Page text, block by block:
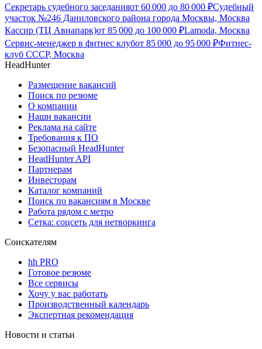
Секретарь судебного заседанияот 60 000 до 80 000 ₽Судебный
участок №246 Даниловского района города Москвы, Москва
Кассир (ТЦ Авиапарк)от 85 000 до 100 000 ₽Lamoda, Москва
Сервис-менеджер в фитнес клубот 85 000 до 95 000 ₽Фитнес-
клуб СССР, Москва
HeadHunter
Размещение вакансий
Поиск по резюме
О компании
Наши вакансии
Реклама на сайте
Требования к ПО
Безопасный HeadHunter
HeadHunter API
Партнерам
Инвесторам
Каталог компаний
Поиск по вакансиям в Москве
Работа рядом с метро
Сетка: соцсеть для нетворкинга
Соискателям
hh PRO
Готовое резюме
Все сервисы
Хочу у вас работать
Производственный календарь
Экспертная рекомендация
Новости и статьи